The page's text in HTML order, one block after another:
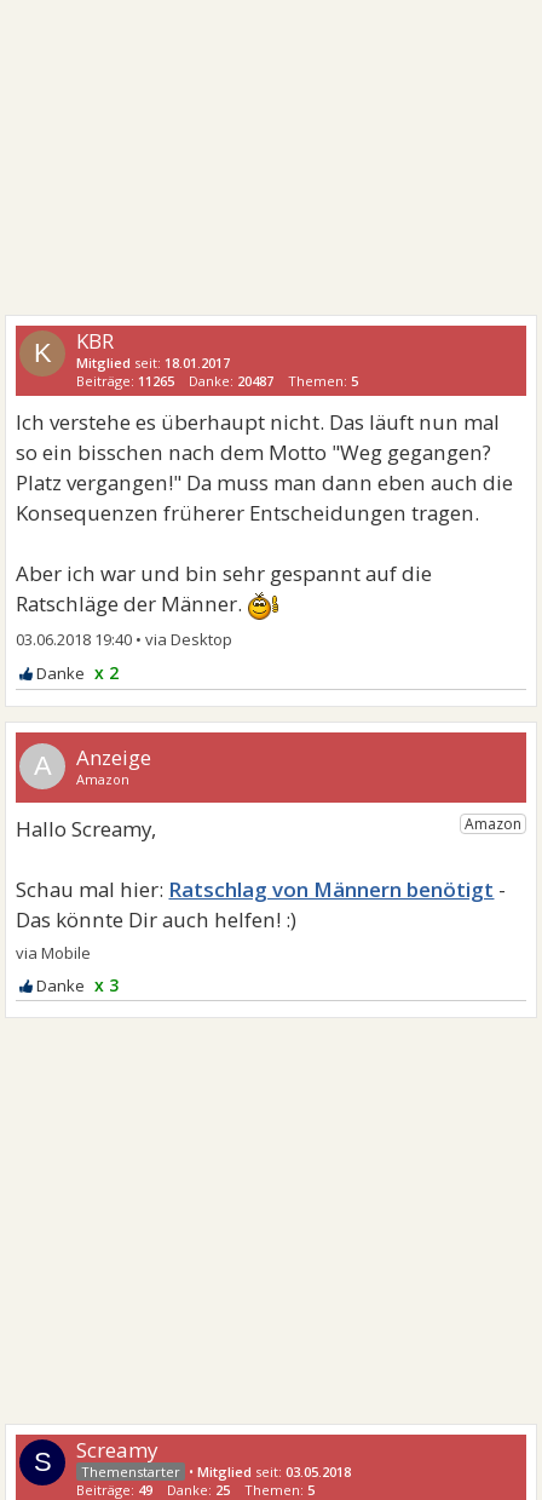
K KBR
Mitglied seit: 18.01.2017
Beiträge: 11265 Danke: 20487 Themen:5
Ich verstehe es überhaupt nicht. Das läuft nun mal
so ein bisschen nach dem Motto "Weg gegangen?
Platz vergangen!" Da muss man dann eben auch die
Konsequenzen früherer Entscheidungen tragen.
Aber ich war und bin sehr gespannt auf die
Ratschläge der Männer.
03.06.2018 19:40 •
x 2
A
Ratschlag von Männern benötigt
x 3
S Screamy
•Mitglied seit:03.05.2018
Beiträge: 49 Danke: 25 Themen: 5